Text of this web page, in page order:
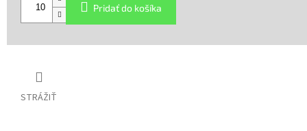
STRÁŽIŤ
Pridať do košíka